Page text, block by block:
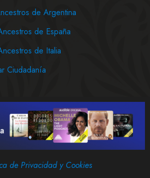
de Argentina
de España
de Italia
Ciudadanía
de Privacidad y Cookies